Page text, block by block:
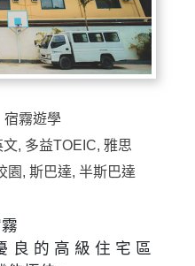
宿霧遊學
文, 多益TOEIC, 雅思
園 , 斯巴達, 半斯巴達
良的高級住宅區